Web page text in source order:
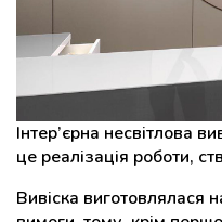
Інтер’єрна несвітлова
це реалізація роботи,
Вивіска виготовлялася